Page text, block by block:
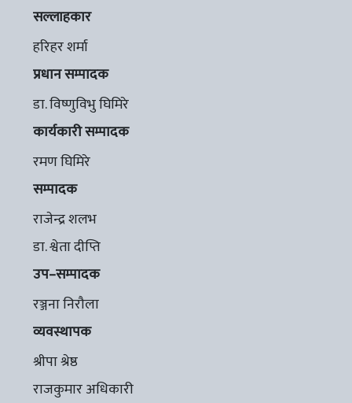
सल्लाहकार
हरिहर शर्मा
प्रधान सम्पादक
डा. विष्णुविभु घिमिरे
कार्यकारी सम्पादक
रमण घिमिरे
सम्पादक
राजेन्द्र शलभ
डा. श्वेता दीप्ति
उप–सम्पादक
रञ्जना निरौला
व्यवस्थापक
श्रीपा श्रेष्ठ
राजकुमार अधिकारी